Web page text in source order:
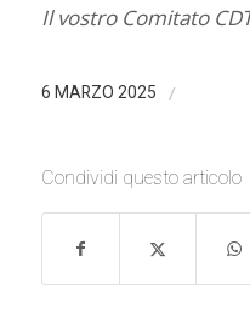
Il vostro Comitato
6 MARZO 2025 /
Condividi questo articolo